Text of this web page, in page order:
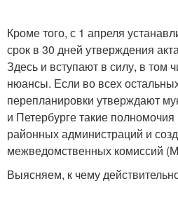
Кроме того, с 1 апреля
срок в 30 дней утверждения
Здесь и вступают в силу, в том
нюансы. Если во всех
перепланировки утверждают
и Петербурге такие
районных администраций и
межведомственных комиссий
Выясняем, к чему